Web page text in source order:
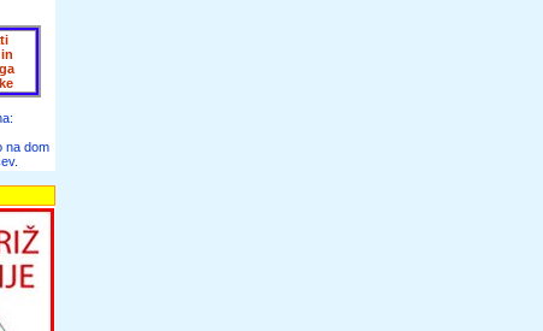
na dom